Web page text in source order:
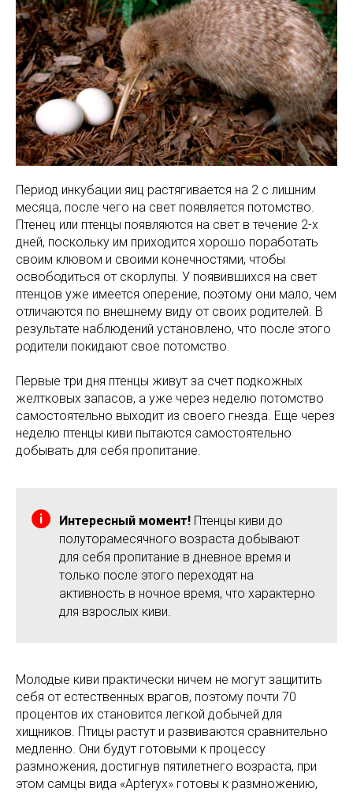
Период инкубации яиц растягивается на 2 с лишним
месяца, после чего на свет появляется потомство.
Птенец или птенцы появляются на свет в течение 2-х
дней, поскольку им приходится хорошо поработать
своим клювом и своими конечностями, чтобы
освободиться от скорлупы. У появившихся на свет
птенцов уже имеется оперение, поэтому они мало, чем
отличаются по внешнему виду от своих родителей. В
результате наблюдений установлено, что после этого
родители покидают свое потомство.
Первые три дня птенцы живут за счет подкожных
желтковых запасов, а уже через неделю потомство
самостоятельно выходит из своего гнезда. Еще через
неделю птенцы киви пытаются самостоятельно
добывать для себя пропитание.
Интересный момент! Птенцы киви до
полуторамесячного возраста добывают
для себя пропитание в дневное время и
только после этого переходят на
активность в ночное время, что характерно
для взрослых киви.
Молодые киви практически ничем не могут защитить
себя от естественных врагов, поэтому почти 70
процентов их становится легкой добычей для
хищников. Птицы растут и развиваются сравнительно
медленно. Они будут готовыми к процессу
размножения, достигнув пятилетнего возраста, при
этом самцы вида «Apteryx» готовы к размножению,